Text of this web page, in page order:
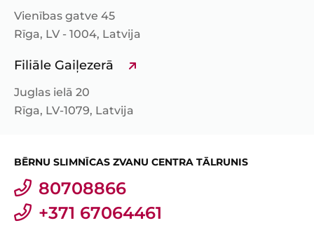
Vienības gatve 45
Rīga, LV - 1004, Latvija
Filiāle Gaiļezerā
Juglas ielā 20
Rīga, LV-1079, Latvija
BĒRNU SLIMNĪCAS ZVANU CENTRA TĀLRUNIS
80708866
+371 67064461